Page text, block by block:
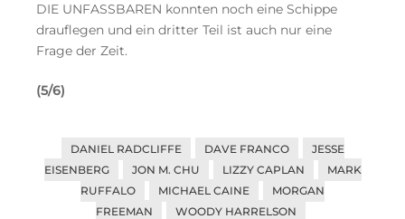
DIE UNFASSBAREN konnten noch eine Schippe
drauflegen und ein dritter Teil ist auch nur eine
Frage der Zeit.
(5/6)
DANIEL RADCLIFFE DAVE FRANCO
JESSE
EISENBERG
JON M. CHU LIZZY CAPLAN
MARK
RUFFALO
MICHAEL CAINE
MORGAN
FREEMAN
WOODY HARRELSON